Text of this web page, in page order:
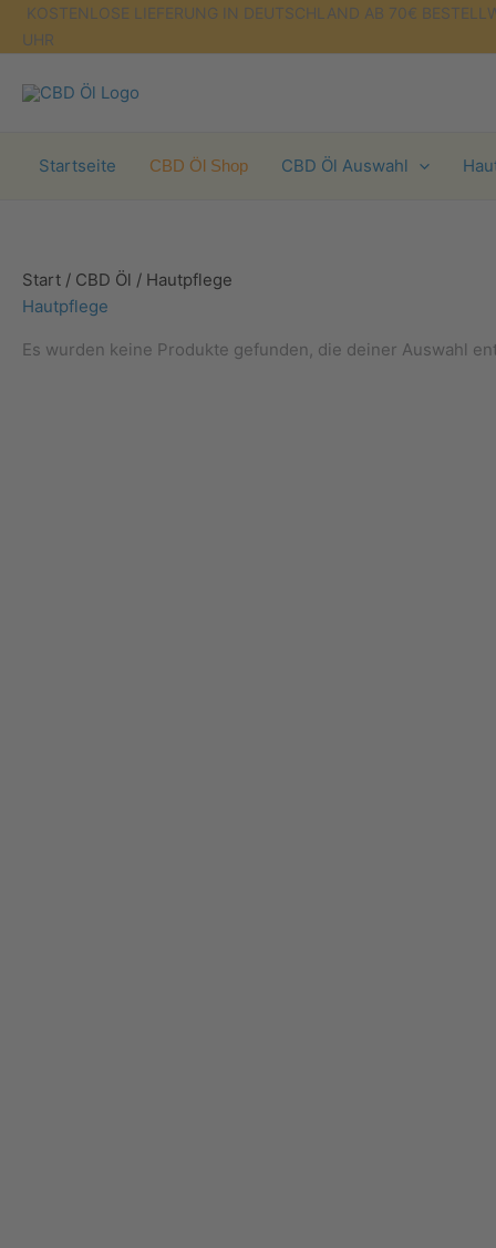
Zum
Inhalt
KOSTENLOSE LIEFERUNG IN DEUTSCHLAND AB 70€
UHR
Startseite CBD Öl Shop CBD Öl Auswahl
Start / CBD Öl / Hautpflege
Hautpflege
Es wurden keine Produkte gefunden, die deiner Auswahl